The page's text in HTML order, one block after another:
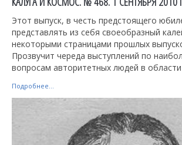
Этот выпуск, в честь предстоящего
представлять из себя своеобразный
некоторыми страницами прошлых
Прозвучит череда выступлений по
вопросам авторитетных людей в
Подробнее...